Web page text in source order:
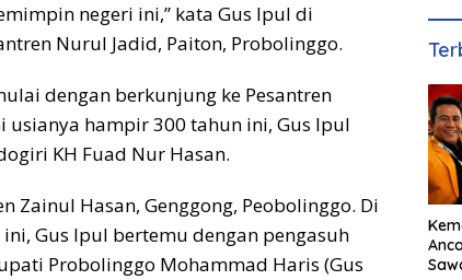
negeri ini,” kata Gus Ipul di
Nurul Jadid, Paiton, Probolinggo.
dengan berkunjung ke Pesantren
usianya hampir 300 tahun ini, Gus Ipul
KH Fuad Nur Hasan.
Zainul Hasan, Genggong, Peobolinggo. Di
Gus Ipul bertemu dengan pengasuh
Probolinggo Mohammad Haris (Gus